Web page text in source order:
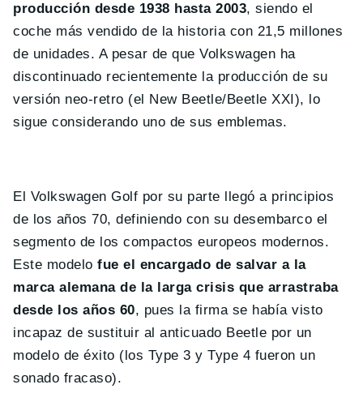
producción desde 1938 hasta 2003, siendo el
coche más vendido de la historia con 21,5 millones
de unidades. A pesar de que Volkswagen ha
discontinuado recientemente la producción de su
versión neo-retro (el New Beetle/Beetle XXI), lo
sigue considerando uno de sus emblemas.
El Volkswagen Golf por su parte llegó a principios
de los años 70, definiendo con su desembarco el
segmento de los compactos europeos modernos.
Este modelofue el encargado de salvar a la
marca alemana de la larga crisis que arrastraba
desde los años 60, pues la firma se había visto
incapaz de sustituir al anticuado Beetle por un
modelo de éxito (los Type 3 y Type 4 fueron un
sonado fracaso).